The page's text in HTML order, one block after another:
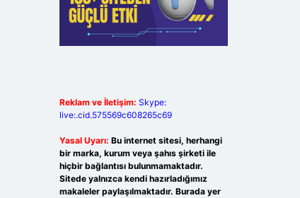
Reklam ve İletişim: Skype:
live:.cid.575569c608265c69
Yasal Uyarı: Bu internet sitesi, herhangi
bir marka, kurum veya şahıs şirketi ile
hiçbir bağlantısı bulunmamaktadır.
Sitede yalnızca kendi hazırladığımız
makaleler paylaşılmaktadır. Burada yer